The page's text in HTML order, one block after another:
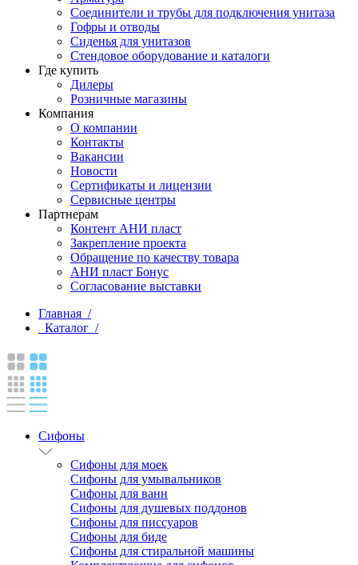
Соединители и трубы для подключения унитаза
Гофры и отводы
Сиденья для унитазов
Стендовое оборудование и каталоги
Где купить
Дилеры
Розничные магазины
Компания
О компании
Контакты
Вакансии
Новости
Сертификаты и лицензии
Сервисные центры
Партнерам
Контент АНИ пласт
Закрепление проекта
Обращение по качеству товара
АНИ пласт Бонус
Согласование выставки
Главная /
Каталог /
Сифоны
Сифоны для моек
Сифоны для умывальников
Сифоны для ванн
Сифоны для душевых поддонов
Сифоны для писсуаров
Сифоны для биде
Сифоны для стиральной машины